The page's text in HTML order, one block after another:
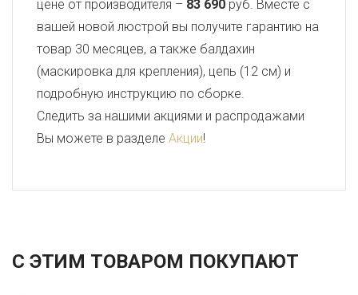
цене от производителя – 83 690 руб. Вместе с
вашей новой люстрой вы получите гарантию на
товар 30 месяцев, а также балдахин
(маскировка для крепления), цепь (12 см) и
подробную инструкцию по сборке.
Следить за нашими акциями и распродажами
Вы можете в разделе Акции!
С ЭТИМ ТОВАРОМ ПОКУПАЮТ